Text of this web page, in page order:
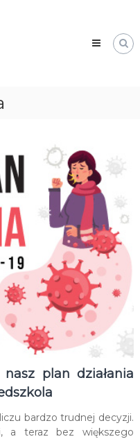
plan działania
bardzo trudnej decyzji.
a teraz bez większego